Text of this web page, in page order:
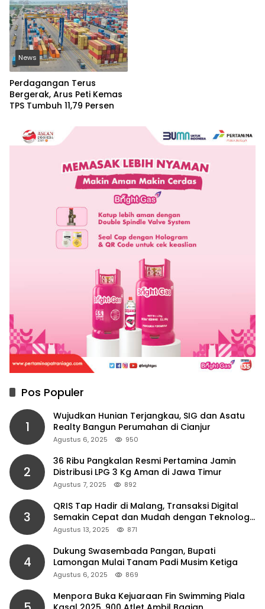
News
Perdagangan Terus
Bergerak, Arus Peti Kemas
TPS Tumbuh 11,79 Persen
Pos Populer
1
Wujudkan Hunian Terjangkau, SIG dan Asatu
Realty Bangun Perumahan di Cianjur
Agustus 6, 2025 950
2
36 Ribu Pangkalan Resmi Pertamina Jamin
Distribusi LPG 3 Kg Aman di Jawa Timur
Agustus 7, 2025 892
3
QRIS Tap Hadir di Malang, Transaksi Digital
Semakin Cepat dan Mudah dengan Teknologi
NFC
Agustus 13, 2025 871
4
Dukung Swasembada Pangan, Bupati
Lamongan Mulai Tanam Padi Musim Ketiga
Agustus 6, 2025 869
Menpora Buka Kejuaraan Fin Swimming Piala